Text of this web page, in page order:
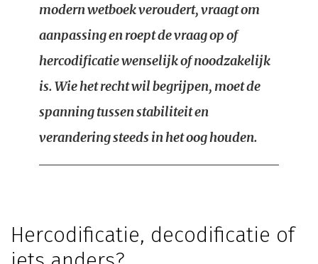
modern wetboek veroudert, vraagt om
aanpassing en roept de vraag op of
hercodificatie wenselijk of noodzakelijk
is. Wie het recht wil begrijpen, moet de
spanning tussen stabiliteit en
verandering steeds in het oog houden.
Hercodificatie, decodificatie of